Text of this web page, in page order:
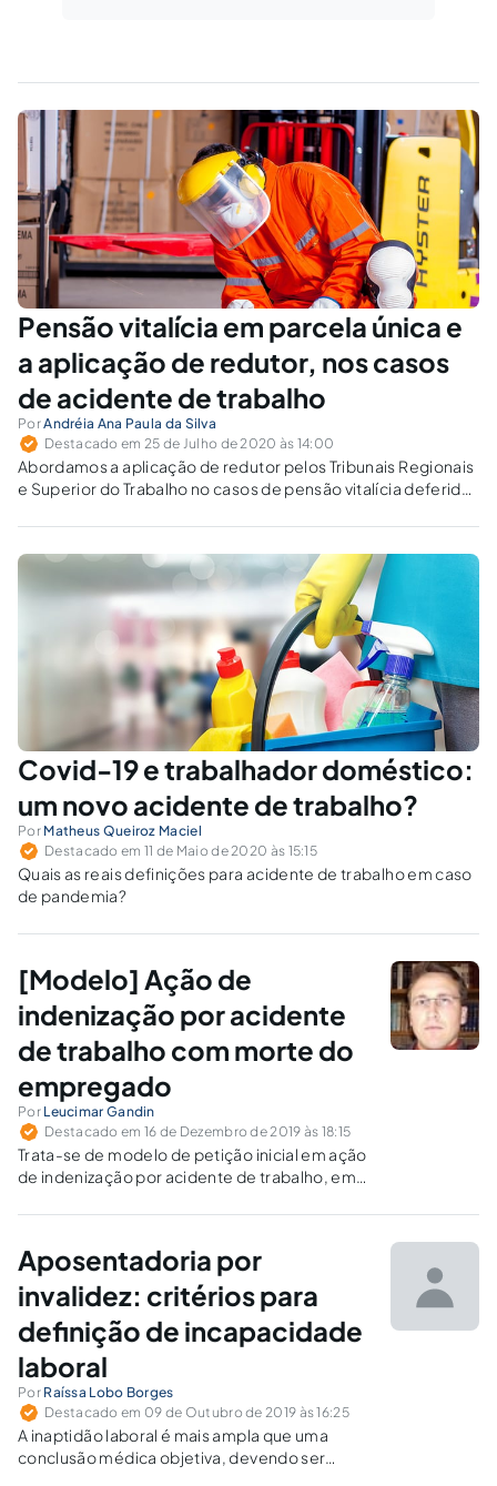
Pensão vitalícia em parcela única e
a aplicação de redutor, nos casos
de acidente de trabalho
PorAndréia Ana Paula da Silva
Destacado em 25 de Julho de 2020 às 14:00
Abordamos a aplicação de redutor pelos Tribunais Regionais
e Superior do Trabalho no casos de pensão vitalícia deferida
de trabalho.
Covid-19 e trabalhador doméstico:
um novo acidente de trabalho?
Por Matheus Queiroz Maciel
Destacado em 11 de Maio de 2020 às 15:15
Quais as reais definições para acidente de trabalho em caso
de pandemia?
[Modelo] Ação de
indenização por acidente
de trabalho com morte do
empregado
Por Leucimar Gandin
Destacado em 16 de Dezembro de 2019 às 18:15
Trata-se de modelo de petição inicial em ação
de indenização por acidente de trabalho, em
empresa, que levou a óbito um de seus
também são reivindicadas.
Aposentadoria por
invalidez: critérios para
definição de incapacidade
laboral
Por Raíssa Lobo Borges
Destacado em 09 de Outubro de 2019 às 16:25
A inaptidão laboral é mais ampla que uma
conclusão médica objetiva, devendo ser